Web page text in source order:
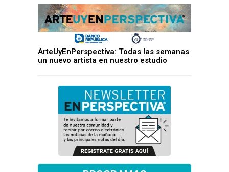
ArteUyEnPerspectiva: Todas las semanas
un nuevo artista en nuestro estudio